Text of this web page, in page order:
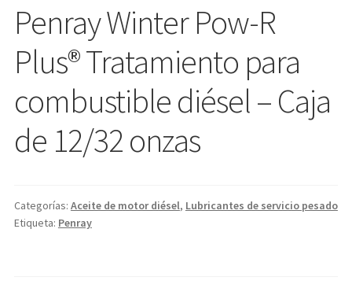
Penray Winter Pow-R
Plus® Tratamiento para
combustible diésel – Caja
de 12/32 onzas
Categorías: Aceite de motor diésel, Lubricantes de servicio pesado
Etiqueta: Penray